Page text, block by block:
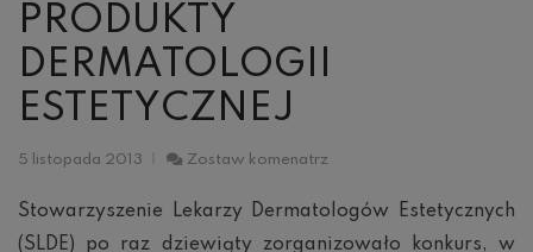
PRODUKTY
DERMATOLOGII
ESTETYCZNEJ
5 listopada 2013 Zostaw komenatrz
dermatologii
estetycznej
Stowarzyszenie Lekarzy Dermatologów Estetycznych
(SLDE) po raz dziewiąty zorganizowało konkurs, w